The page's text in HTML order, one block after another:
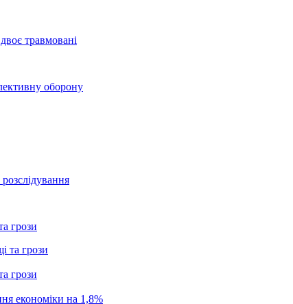
травмовані
оборону
грози
грози